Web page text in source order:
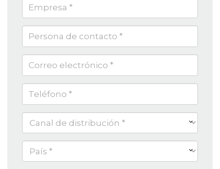
Persona
de
contacto
Correo
electrónico
*
Teléfono
Canal
de
distribución